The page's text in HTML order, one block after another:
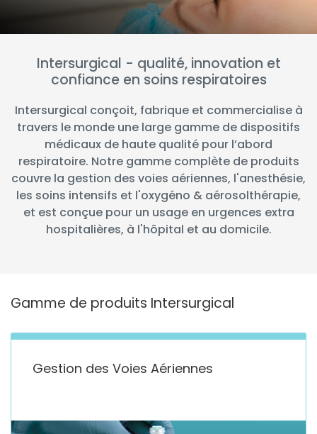
España
France
International English
Intersurgical - qualité, innovation et
confiance en soins respiratoires
Intersurgical conçoit, fabrique et commercialise à
travers le monde une large gamme de dispositifs
médicaux de haute qualité pour l’abord
respiratoire. Notre gamme complète de produits
couvre la gestion des voies aériennes, l'anesthésie,
les soins intensifs et l'oxygéno & aérosolthérapie,
et est conçue pour un usage en urgences extra
hospitalières, à l'hôpital et au domicile.
Gamme de produits Intersurgical
Gestion des Voies Aériennes